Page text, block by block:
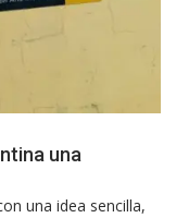
una
una idea sencilla,